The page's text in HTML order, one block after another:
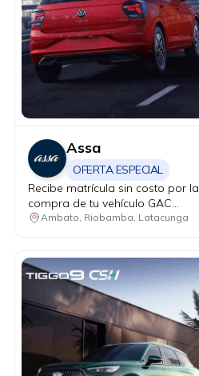
Assa
OFERTA ESPECIAL
Recibe matrícula sin costo por la
compra de tu vehículo GAC
modelo GS4 Hybrid.
Ambato, Riobamba, Latacunga